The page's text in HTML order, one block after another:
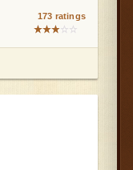
173 ratings